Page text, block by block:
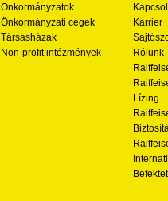
Önkormányzatok
Önkormányzati cégek
Társasházak
Non-profit intézmények
Karrier
Rólunk
Lízing